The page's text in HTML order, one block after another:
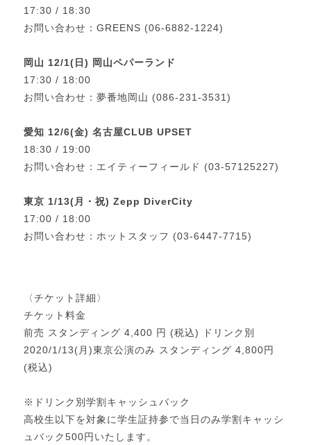
17:30 / 18:30
お問い合わせ：GREENS (06-6882-1224)
岡山 12/1(日) 岡山ペパーランド
17:30 / 18:00
お問い合わせ：夢番地岡山 (086-231-3531)
愛知 12/6(金) 名古屋CLUB UPSET
18:30 / 19:00
お問い合わせ：エイティーフィールド (03-57125227)
東京 1/13(月・祝) Zepp DiverCity
17:00 / 18:00
お問い合わせ：ホットスタッフ (03-6447-7715)
〈チケット詳細〉
チケット料金
前売 スタンディング 4,400 円 (税込) ドリンク別
2020/1/13(月)東京公演のみ スタンディング 4,800円
(税込)
※ドリンク別学割キャッシュバック
高校生以下を対象に学生証持参で当日のみ学割キャッシ
ュバック500円いたします。